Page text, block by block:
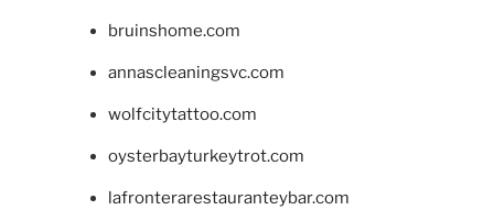
bruinshome.com
annascleaningsvc.com
wolfcitytattoo.com
oysterbayturkeytrot.com
lafronterarestauranteybar.com